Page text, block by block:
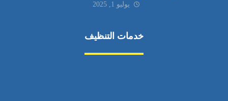
يوليو 1, 2025
خدمات التنظيف